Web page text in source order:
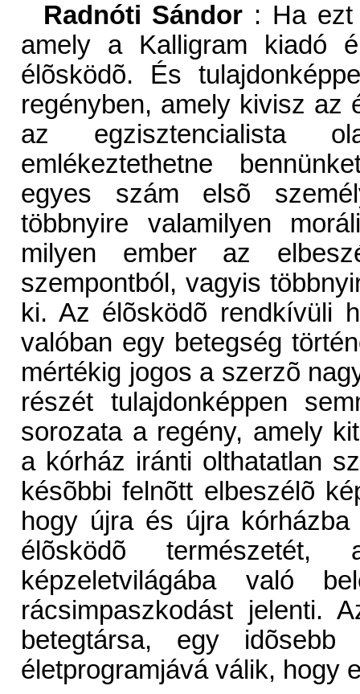
Radnóti Sándor : Ha ezt
amely a Kalligram kiadó
élõsködõ. És
regényben, amely kivisz az
az egzisztencialista
emlékeztethetne
egyes szám elsõ
többnyire valamilyen
milyen ember az
szempontból, vagyis
ki. Az élõsködõ rendkívüli
valóban egy betegség
mértékig jogos a szerzõ
részét tulajdonképpen
sorozata a regény, amely
a kórház iránti olthatatlan
késõbbi felnõtt elbeszélõ
hogy újra és újra
élõsködõ
képzeletvilágába való
rácsimpaszkodást jelenti.
betegtársa, egy
életprogramjává válik, hogy